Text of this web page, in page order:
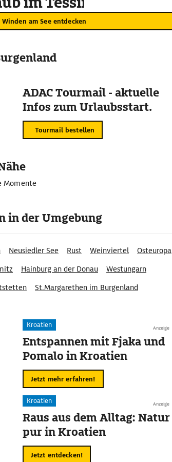
Winden am See entdecken
ADAC Tourmail - aktuelle
Infos zum Urlaubsstart.
Tourmail bestellen
Momente
in der Umgebung
Neusiedler See Rust Weinviertel
Osteuropa
Hainburg an der Donau
Westungarn
St.Margarethen im Burgenland
Anzeige
Kroatien
Entspannen mit Fjaka und
Pomalo in Kroatien
Jetzt mehr erfahren!
Anzeige
Kroatien
Raus aus dem Alltag: Natur
pur in Kroatien
Jetzt entdecken!